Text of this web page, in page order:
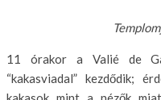
11 órakor a Valié de
“kakasviadal” kezdődik;